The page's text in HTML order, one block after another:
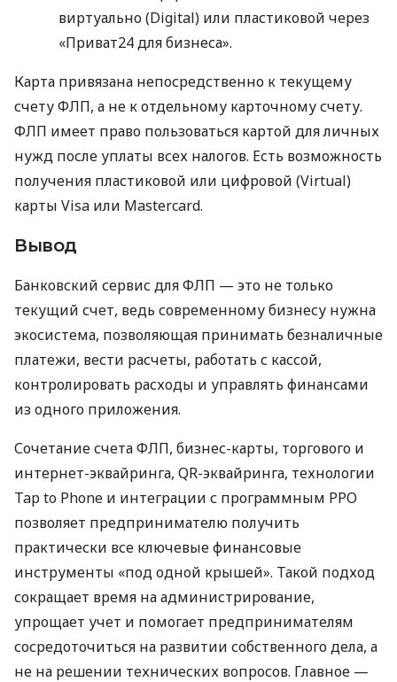
виртуально (Digital) или пластиковой через
«Приват24 для бизнеса».
Карта привязана непосредственно к текущему
счету ФЛП, а не к отдельному карточному счету.
ФЛП имеет право пользоваться картой для личных
нужд после уплаты всех налогов. Есть возможность
получения пластиковой или цифровой (Virtual)
карты Visa или Mastercard.
Вывод
Банковский сервис для ФЛП — это не только
текущий счет, ведь современному бизнесу нужна
экосистема, позволяющая принимать безналичные
платежи, вести расчеты, работать с кассой,
контролировать расходы и управлять финансами
из одного приложения.
Сочетание счета ФЛП, бизнес-карты, торгового и
интернет-эквайринга, QR-эквайринга, технологии
Tap to Phone и интеграции с программным РРО
позволяет предпринимателю получить
практически все ключевые финансовые
инструменты «под одной крышей». Такой подход
сокращает время на администрирование,
упрощает учет и помогает предпринимателям
сосредоточиться на развитии собственного дела, а
не на решении технических вопросов. Главное —